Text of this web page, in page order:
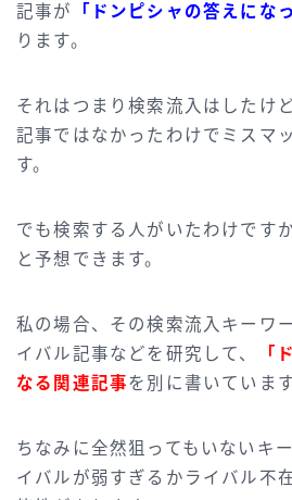
記事が
「ドンピシャの答えにな
ります。
それはつまり検索流入はしたけ
記事ではなかったわけでミスマ
す。
でも検索する人がいたわけですか
と予想できます。
私の場合、その検索流入キーワ
イバル記事などを研究して、
「
なる関連記事を別に書いています
ちなみに全然狙ってもいないキ
イバルが弱すぎるかライバル不